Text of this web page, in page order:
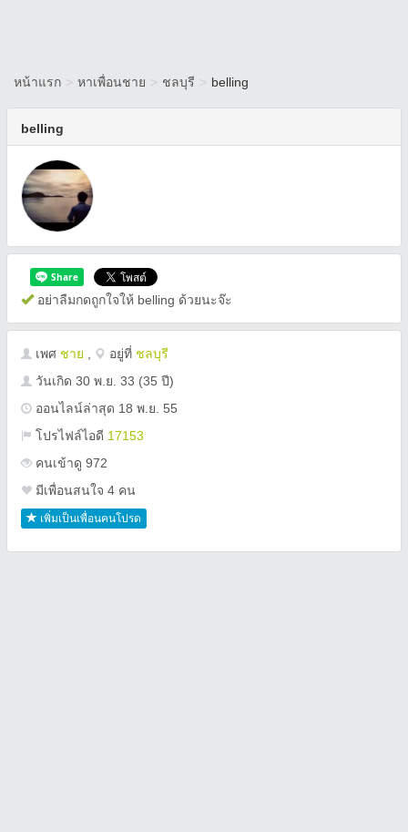
หน้าแรก > หาเพื่อนชาย > ชลบุรี > belling
belling
อย่าลืมกดถูกใจให้ belling ด้วยนะจ๊ะ
เพศ ชาย อยู่ที่ ชลบุรี
วันเกิด 30 พ.ย. 33 (35 ปี)
ออนไลน์ล่าสุด 18 พ.ย. 55
โปรไฟล์ไอดี 17153
คนเข้าดู 972
มีเพื่อนสนใจ 4 คน
เพิ่มเป็นเพื่อนคนโปรด